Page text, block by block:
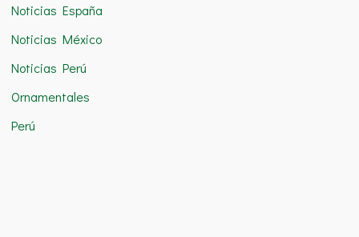
Noticias España
Noticias México
Noticias Perú
Ornamentales
Perú